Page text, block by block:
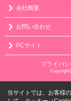
会社概要
お問い合わせ
PCサイト
プライバ
当サイトでは、お客様